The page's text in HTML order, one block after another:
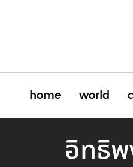
home world
อิทธิ